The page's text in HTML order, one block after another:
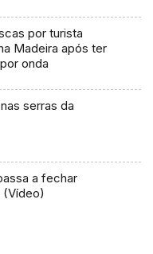
por turista
Madeira após ter
onda
serras da
a fechar
(Vídeo)